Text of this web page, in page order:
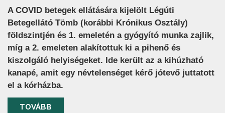
A COVID betegek ellátására kijelölt Légúti
Betegellátó Tömb (korábbi Krónikus Osztály)
földszintjén és 1. emeletén a gyógyító munka zajlik,
míg a 2. emeleten alakítottuk ki a pihenő és
kiszolgáló helyiségeket. Ide került az a kihúzható
kanapé, amit egy névtelenséget kérő jótevő juttatott
el a kórházba.
TOVÁBB